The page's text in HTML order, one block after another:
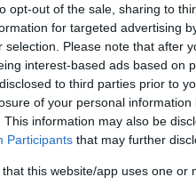
opt-out of the sale, sharing to
for targeted advertising
selection. Please note that after
interest-based ads based on
to third parties prior to
of your personal
This information may also be
Participants that may further
that this website/app uses one
la loro opinione in un
il 70% dei voti contrari,
Questo risultato
in Svizzera e sulla